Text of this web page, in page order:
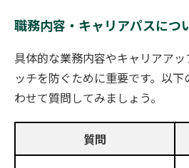
職務内容・キャリアパスにつ
具体的な業務内容やキャリアア
ッチを防ぐために重要です。以
わせて質問してみましょう。
質問